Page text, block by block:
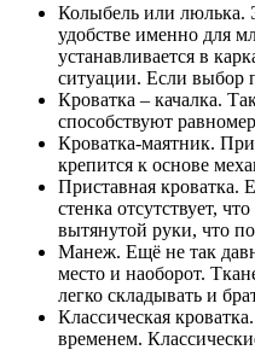
Колыбель или люлька.
удобстве именно для
устанавливается в
ситуации. Если выбор
Кроватка – качалка.
способствуют
Кроватка-маятник.
крепится к основе
Приставная кроватка.
стенка отсутствует,
вытянутой руки, что
Манеж. Ещё не так
место и наоборот.
легко складывать и
Классическая
временем.